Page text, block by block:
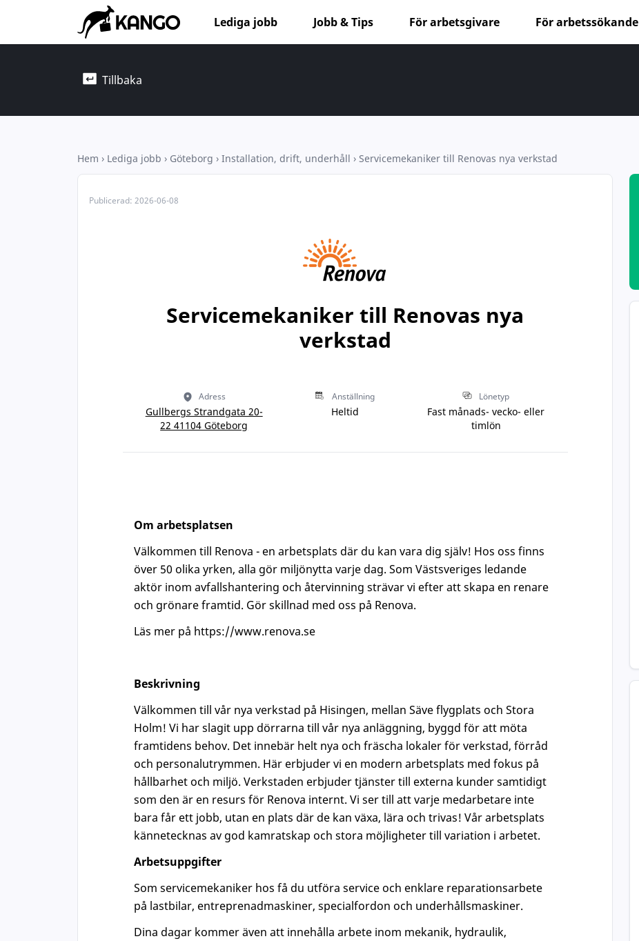
Lediga jobb Jobb & Tips För arbetsgivare För arbetssökande
Tillbaka
Hem › Lediga jobb › Göteborg › Installation, drift, underhåll › Servicemekaniker till Renovas nya verkstad
Publicerad: 2026-06-08
Servicemekaniker till Renovas nya
verkstad
Adress
Gullbergs Strandgata 20-
22 41104 Göteborg
Anställning
Heltid
Lönetyp
Fast månads- vecko- eller
timlön
Om arbetsplatsen
Välkommen till Renova - en arbetsplats där du kan vara dig själv! Hos oss finns
över 50 olika yrken, alla gör miljönytta varje dag. Som Västsveriges ledande
aktör inom avfallshantering och återvinning strävar vi efter att skapa en renare
och grönare framtid. Gör skillnad med oss på Renova.
Läs mer på https://www.renova.se
Beskrivning
Välkommen till vår nya verkstad på Hisingen, mellan Säve flygplats och Stora
Holm! Vi har slagit upp dörrarna till vår nya anläggning, byggd för att möta
framtidens behov. Det innebär helt nya och fräscha lokaler för verkstad, förråd
och personalutrymmen. Här erbjuder vi en modern arbetsplats med fokus på
hållbarhet och miljö. Verkstaden erbjuder tjänster till externa kunder samtidigt
som den är en resurs för Renova internt. Vi ser till att varje medarbetare inte
bara får ett jobb, utan en plats där de kan växa, lära och trivas! Vår arbetsplats
kännetecknas av god kamratskap och stora möjligheter till variation i arbetet.
Arbetsuppgifter
Som servicemekaniker hos få du utföra service och enklare reparationsarbete
på lastbilar, entreprenadmaskiner, specialfordon och underhållsmaskiner.
Dina dagar kommer även att innehålla arbete inom mekanik, hydraulik,